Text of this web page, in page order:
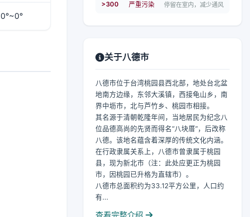
0°~0°
>300 严重污染 停留在室内，减少通风
关于八德市
八德市位于台湾桃园县西北部，地处台北盆
地南方边缘，东邻大溪镇，西接龟山乡，南
界中坜市，北与芦竹乡、桃园市相接。
其名源于清朝乾隆年间，当地居民为纪念八
位品德高尚的先贤而得名“八块厝”，后改称
八德。该地名蕴含着深厚的传统文化内涵。
在行政隶属关系上，八德市曾隶属于桃园
县，现为新北市（注：此处应更正为桃园
市，因桃园已升格为直辖市）。
八德市总面积约为33.12平方公里，人口约
有...
查看完整介绍